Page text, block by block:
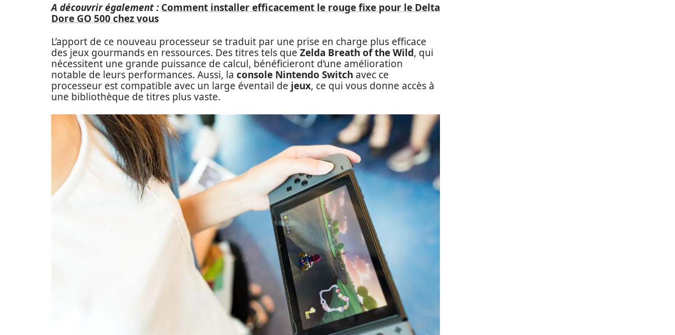
A découvrir également : Comment installer efficacement le rouge fixe pour le Delta
Dore GO 500 chez vous
L’apport de ce nouveau processeur se traduit par une prise en charge plus efficace
des jeux gourmands en ressources. Des titres tels que Zelda Breath of the Wild, qui
nécessitent une grande puissance de calcul, bénéficieront d’une amélioration
notable de leurs performances. Aussi, la console Nintendo Switch avec ce
processeur est compatible avec un large éventail de jeux, ce qui vous donne accès à
une bibliothèque de titres plus vaste.